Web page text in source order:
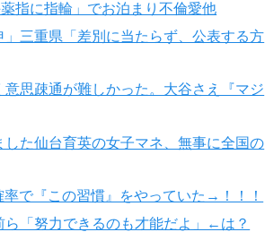
指に指輪」でお泊まり不倫愛他
」三重県「差別に当たらず、公表する方
思疎通が難しかった。大谷さえ『マジ
した仙台育英の女子マネ、無事に全国の
で『この習慣』をやっていた→！！！
ら「努力できるのも才能だよ」←は？